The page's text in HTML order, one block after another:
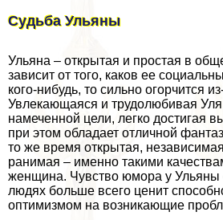
Судьба Ульяны
Ульяна – открытая и простая в
зависит от того, каков ее
кого-нибудь, то сильно огорчится
Увлекающаяся и трудолюбивая Уля
намеченной цели, легко достигая
при этом обладает отличной
то же время открытая,
ранимая – именно такими
женщина. Чувство юмора у Ульяны
людях больше всего ценит
оптимизмом на возникающие